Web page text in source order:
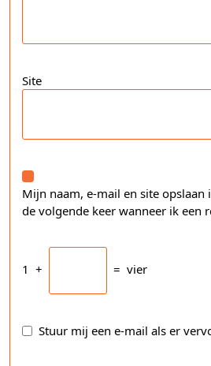
Site
Mijn naam, e-mail en site opslaan
de volgende keer wanneer ik een
1 + = vier
Stuur mij een e-mail als er